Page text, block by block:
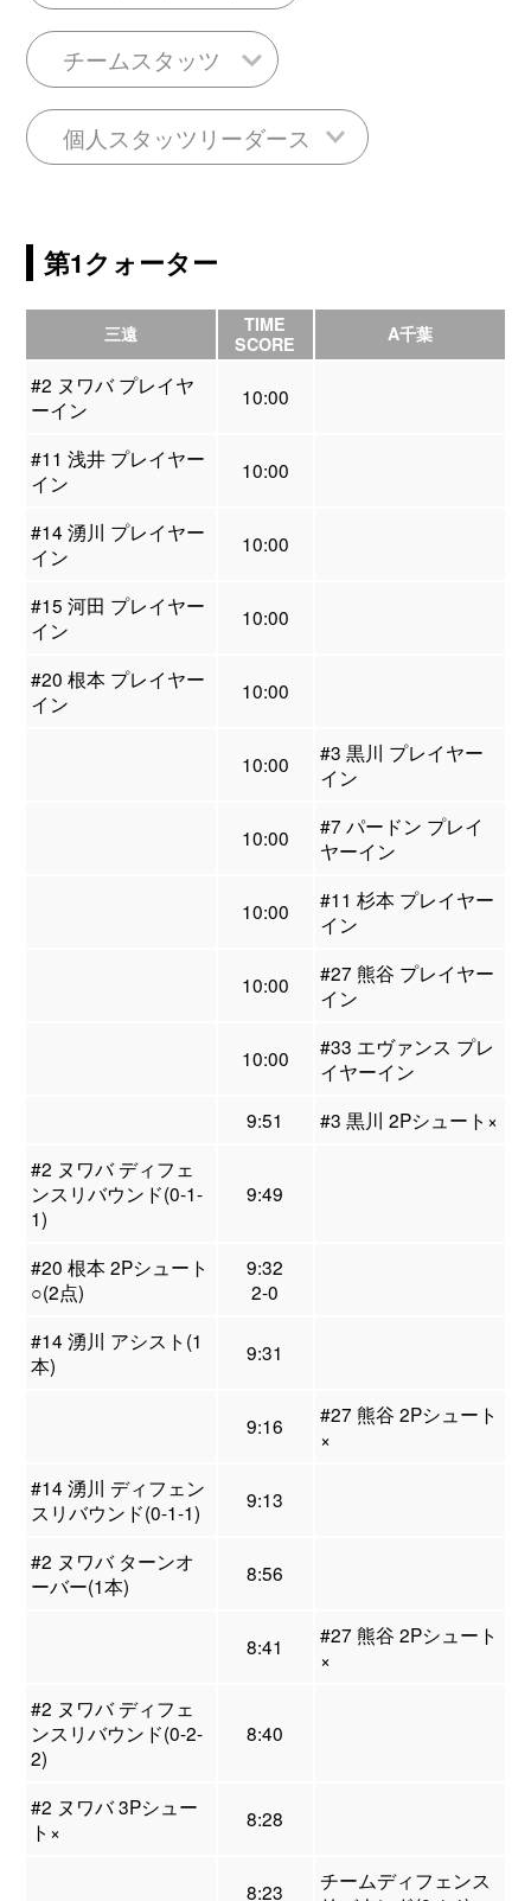
チームスタッツ
個人スタッツリーダース
第1クォーター
三遠
TIME
SCORE
A千葉
#2 ヌワバ プレイヤ
ーイン
10:00
#11 浅井 プレイヤー
イン
10:00
#14 湧川 プレイヤー
イン
10:00
#15 河田 プレイヤー
イン
10:00
#20 根本 プレイヤー
イン
10:00
10:00
#3 黒川 プレイヤー
イン
10:00
#7 パードン プレイ
ヤーイン
10:00
#11 杉本 プレイヤー
イン
10:00
#27 熊谷 プレイヤー
イン
10:00
#33 エヴァンス プレ
イヤーイン
9:51
#3 黒川 2Pシュート×
#2 ヌワバ ディフェ
ンスリバウンド(0-1-
1)
9:49
#20 根本 2Pシュート
○(2点)
9:32
2-0
#14 湧川 アシスト(1
本)
9:31
9:16
#27 熊谷 2Pシュート
×
#14 湧川 ディフェン
スリバウンド(0-1-1)
9:13
#2 ヌワバ ターンオ
ーバー(1本)
8:56
8:41
#27 熊谷 2Pシュート
×
#2 ヌワバ ディフェ
ンスリバウンド(0-2-
2)
8:40
#2 ヌワバ 3Pシュー
ト×
8:28
8:23
チームディフェンス